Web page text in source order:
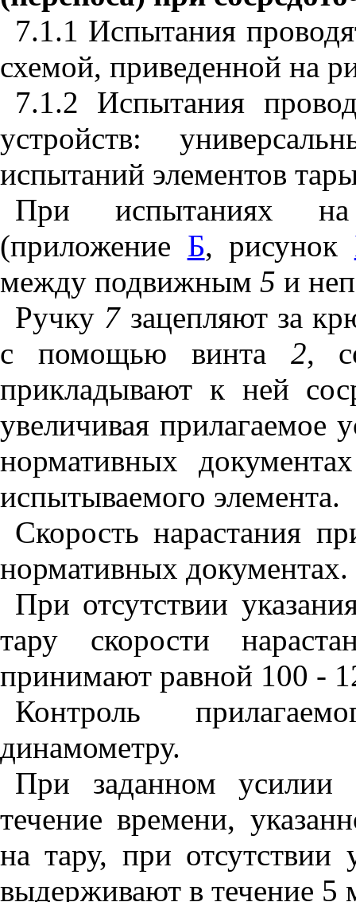
7.1.1 Испытания
схемой, приведенной на
7.1.2 Испытания
устройств:
испытаний элементов
При испытаниях на
(приложение Б, рисунок
между подвижным 5 и
Ручку 7зацепляют за
с помощью винта 2,
прикладывают к ней
увеличивая прилагаемое
нормативных
испытываемого элемента.
Скорость нарастания
нормативных документах.
При отсутствии
тару скорости
принимают равной 100 -
Контроль
динамометру.
При заданном усилии
течение времени,
на тару, при отсутствии
выдерживают в течение 5